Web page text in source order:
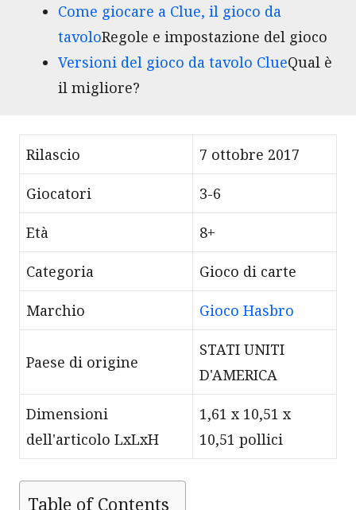
Come giocare a Clue, il gioco da
tavoloRegole e impostazione del gioco
Versioni del gioco da tavolo ClueQual è
il migliore?
Rilascio 7 ottobre 2017
Giocatori 3-6
Età 8+
Categoria Gioco di carte
Marchio Gioco Hasbro
Paese di origine
STATI UNITI
D'AMERICA
Dimensioni
dell'articolo LxLxH
1,61 x 10,51 x
10,51 pollici
Table of Contents